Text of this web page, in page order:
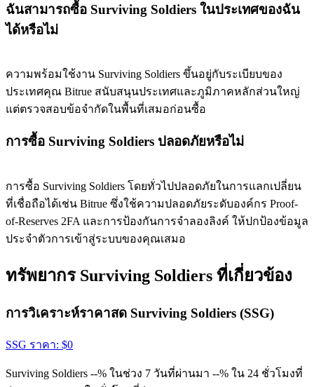
ฉันสามารถซื้อ Surviving Soldiers ในประเทศของฉัน
ได้หรือไม่
ความพร้อมใช้งาน Surviving Soldiers ขึ้นอยู่กับระเบียบของ
ประเทศคุณ Bitrue สนับสนุนประเทศและภูมิภาคหลักส่วนใหญ่
แต่ตรวจสอบข้อจำกัดในพื้นที่เสมอก่อนซื้อ
การซื้อ Surviving Soldiers ปลอดภัยหรือไม่
การซื้อ Surviving Soldiers โดยทั่วไปปลอดภัยในการแลกเปลี่ยน
ที่เชื่อถือได้เช่น Bitrue ซึ่งใช้ความปลอดภัยระดับองค์กร Proof-
of-Reserves 2FA และการป้องกันการจำลองลิงค์ ให้ปกป้องข้อมูล
ประจำตัวการเข้าสู่ระบบของคุณเสมอ
ทรัพยากร Surviving Soldiers ที่เกี่ยวข้อง
การวิเคราะห์ราคาสด Surviving Soldiers (SSG)
SSG ราคา: $0
Surviving Soldiers --% ในช่วง 7 วันที่ผ่านมา --% ใน 24 ชั่วโมงที่